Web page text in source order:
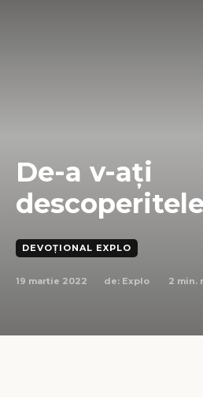
De-a v-aţi
DEVOȚIONAL EXPLO
19 martie 2022 de: Explo 2 min.